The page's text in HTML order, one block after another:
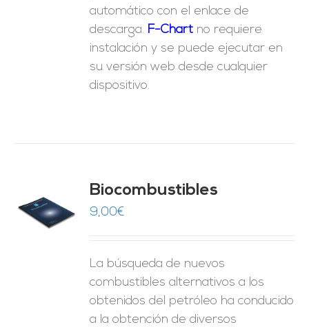
automático con el enlace de
descarga. F-Chart no requiere
instalación y se puede ejecutar en
su versión web desde cualquier
dispositivo.
Biocombustibles
9,00€
La búsqueda de nuevos
combustibles alternativos a los
obtenidos del petróleo ha conducido
a la obtención de diversos